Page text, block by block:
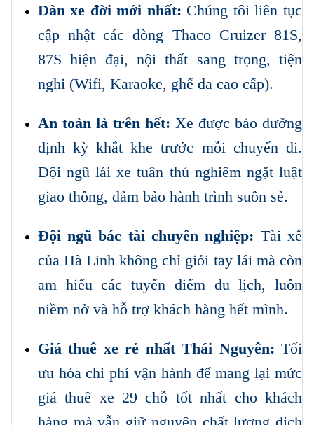
Dàn xe đời mới nhất: Chúng tôi liên tục
cập nhật các dòng Thaco Cruizer 81S,
87S hiện đại, nội thất sang trọng, tiện
nghi (Wifi, Karaoke, ghế da cao cấp).
An toàn là trên hết: Xe được bảo dưỡng
định kỳ khắt khe trước mỗi chuyến đi.
Đội ngũ lái xe tuân thủ nghiêm ngặt luật
giao thông, đảm bảo hành trình suôn sẻ.
Đội ngũ bác tài chuyên nghiệp: Tài xế
của Hà Linh không chỉ giỏi tay lái mà còn
am hiểu các tuyến điểm du lịch, luôn
niềm nở và hỗ trợ khách hàng hết mình.
Giá thuê xe rẻ nhất Thái Nguyên: Tối
ưu hóa chi phí vận hành để mang lại mức
giá thuê xe 29 chỗ tốt nhất cho khách